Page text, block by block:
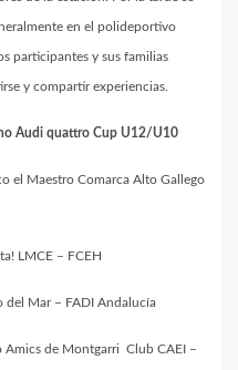
en el polideportivo
participantes y sus familias
y compartir experiencias.
Audi quattro Cup U12/U10
el Maestro Comarca Alto Gallego
LMCE – FCEH
del Mar – FADI Andalucía
Amics de Montgarri Club CAEI –